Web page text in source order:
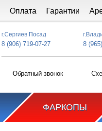
Оплата Гарантии
г.Сергиев Посад
8 (906) 719-07-27 8
Обратный звонок
ФАРКОПЫ